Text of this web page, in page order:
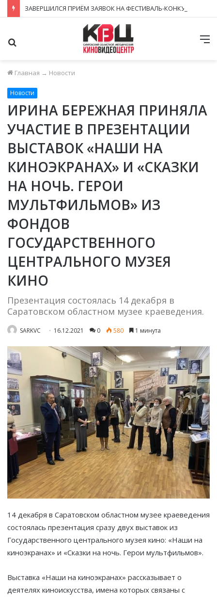
Главная → Новости
Новости
ИРИНА БЕРЕЖНАЯ ПРИНЯЛА
УЧАСТИЕ В ПРЕЗЕНТАЦИИ
ВЫСТАВОК «НАШИ НА
КИНОЭКРАНАХ» И «СКАЗКИ
НА НОЧЬ. ГЕРОИ
МУЛЬТФИЛЬМОВ» ИЗ
ФОНДОВ
ГОСУДАРСТВЕННОГО
ЦЕНТРАЛЬНОГО МУЗЕЯ
КИНО
Презентация состоялась 14 декабря в
Саратовском областном музее краеведения.
SARKVC 16.12.2021 0 580 1 минута
14 декабря в Саратовском областном музее краеведения
состоялась презентация сразу двух выставок из
Государственного центрального музея кино: «Наши на
киноэкранах» и «Сказки на ночь. Герои мультфильмов».
Выставка «Наши на киноэкранах» рассказывает о
деятелях киноискусства, имена которых связаны с